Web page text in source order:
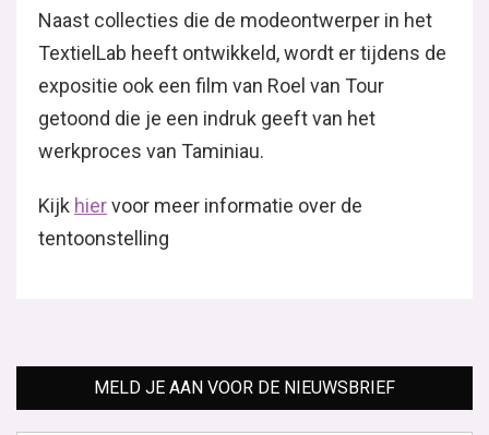
Naast collecties die de modeontwerper in het
TextielLab heeft ontwikkeld, wordt er tijdens de
expositie ook een film van Roel van Tour
getoond die je een indruk geeft van het
werkproces van Taminiau.
Kijk hiervoor meer informatie over de
tentoonstelling
MELD JE AAN VOOR DE NIEUWSBRIEF